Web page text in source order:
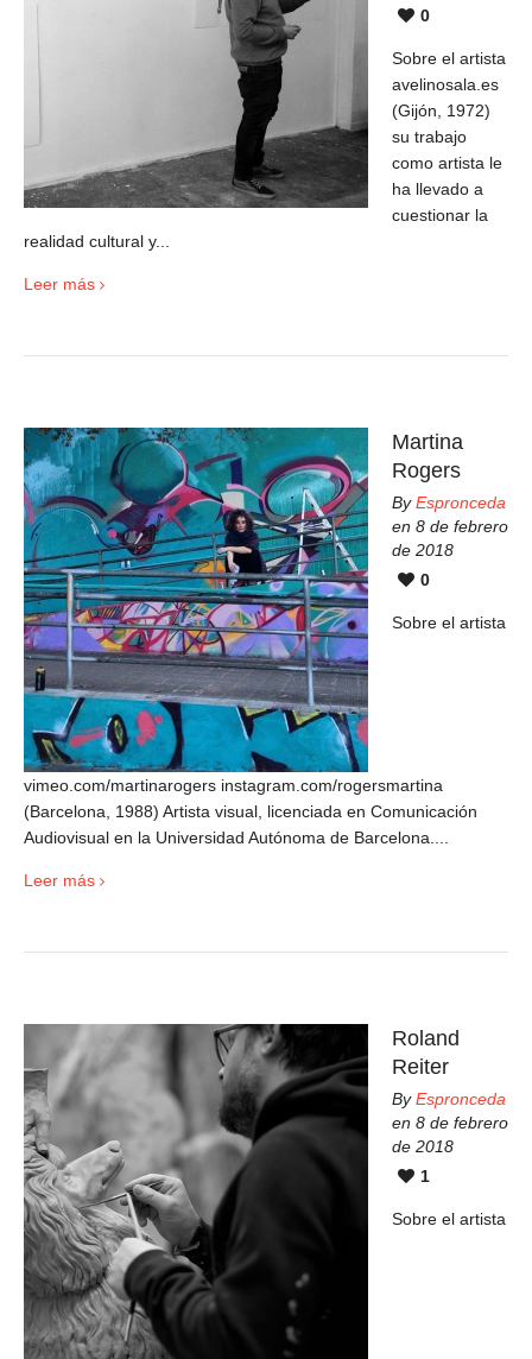
0
Sobre el artista
avelinosala.es
(Gijón, 1972)
su trabajo
como artista le
ha llevado a
cuestionar la
realidad cultural y...
Leer más
Martina
Rogers
ByEspronceda
en 8 de febrero
de 2018
0
Sobre el artista
vimeo.com/martinarogers instagram.com/rogersmartina
(Barcelona, 1988) Artista visual, licenciada en Comunicación
Audiovisual en la Universidad Autónoma de Barcelona....
Leer más
Roland
Reiter
ByEspronceda
en 8 de febrero
de 2018
1
Sobre el artista